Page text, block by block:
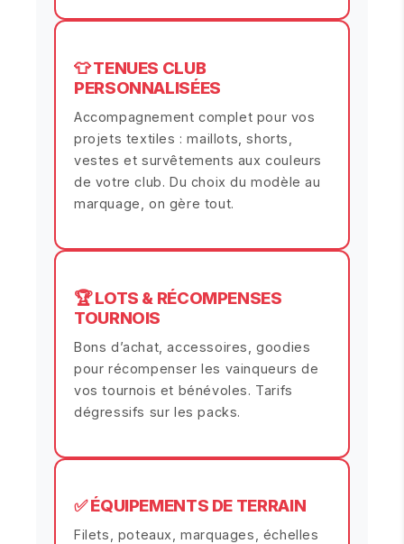
👕 TENUES CLUB
PERSONNALISÉES
Accompagnement complet pour vos
projets textiles : maillots, shorts,
vestes et survêtements aux couleurs
de votre club. Du choix du modèle au
marquage, on gère tout.
🏆 LOTS & RÉCOMPENSES
TOURNOIS
Bons d’achat, accessoires, goodies
pour récompenser les vainqueurs de
vos tournois et bénévoles. Tarifs
dégressifs sur les packs.
✅ ÉQUIPEMENTS DE TERRAIN
Filets, poteaux, marquages, échelles